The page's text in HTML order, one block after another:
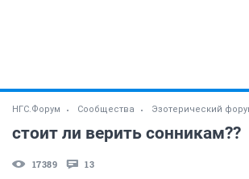
НГС.Форум Сообщества Эзотерический
стоит ли верить сонникам??
17389 13